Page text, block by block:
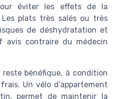
éviter les effets de la
plats très salés ou très
de déshydratation et
avis contraire du médecin
reste bénéfique, à condition
Un vélo d’appartement
permet de maintenir la